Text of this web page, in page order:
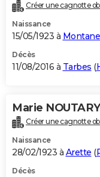
Créer une cagnotte
Naissance
15/05/1923 à
Décès
11/08/2016 à Tarbes (
Marie
Créer une cagnotte
Naissance
28/02/1923 à Arette (
Décès